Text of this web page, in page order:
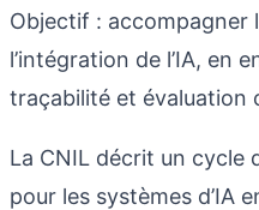
Objectif : accompagner
l’intégration de l’IA, en
traçabilité et évaluation
La CNIL décrit un cycle
pour les systèmes d’IA